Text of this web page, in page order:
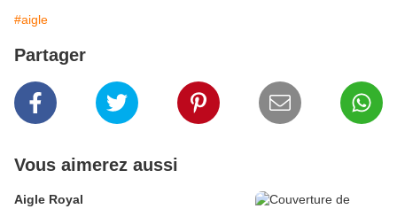
#aigle
Partager
Vous aimerez aussi
Aigle Royal